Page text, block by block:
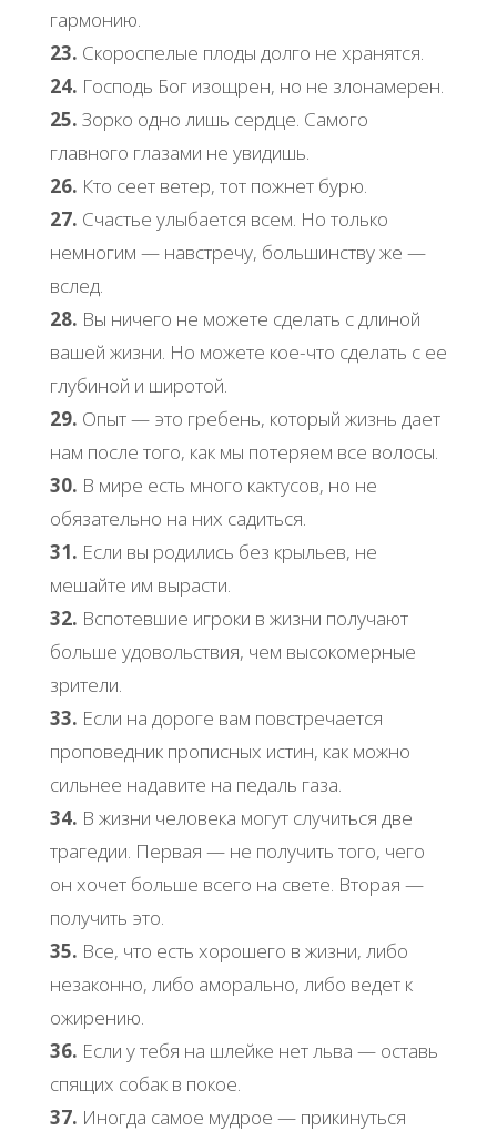
гармонию.
23. Скороспелые плоды долго не хранятся.
24. Господь Бог изощрен, но не злонамерен.
25. Зорко одно лишь сердце. Самого
главного глазами не увидишь.
26. Кто сеет ветер, тот пожнет бурю.
27. Счастье улыбается всем. Но только
немногим — навстречу, большинству же —
вслед.
28. Вы ничего не можете сделать с длиной
вашей жизни. Но можете кое-что сделать с ее
глубиной и широтой.
29. Опыт — это гребень, который жизнь дает
нам после того, как мы потеряем все волосы.
30. В мире есть много кактусов, но не
обязательно на них садиться.
31. Если вы родились без крыльев, не
мешайте им вырасти.
32. Вспотевшие игроки в жизни получают
больше удовольствия, чем высокомерные
зрители.
33. Если на дороге вам повстречается
проповедник прописных истин, как можно
сильнее надавите на педаль газа.
34. В жизни человека могут случиться две
трагедии. Первая — не получить того, чего
он хочет больше всего на свете. Вторая —
получить это.
35. Все, что есть хорошего в жизни, либо
незаконно, либо аморально, либо ведет к
ожирению.
36. Если у тебя на шлейке нет льва — оставь
спящих собак в покое.
37. Иногда самое мудрое — прикинуться